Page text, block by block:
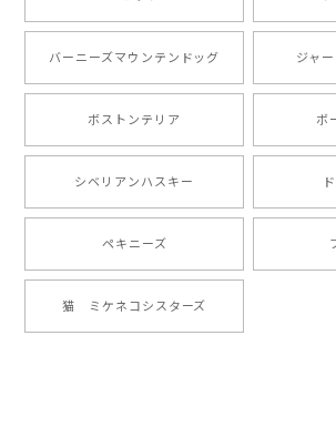
とても可愛かったです。６月にももが
りまして、元気な時の顔がそっくりだ
ました。ありがとうございました。
2024/05/22
2024/05/04
バーニーズマウンテンドッグ ジャ
ボストンテリア ボ
シベリアンハスキー
ペキニーズ
猫 ミケネコシスターズ